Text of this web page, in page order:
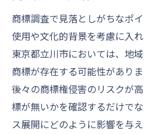
商標調査で見落としがちなポ
使用や文化的背景を考慮に入
東京都立川市においては、地
商標が存在する可能性があり
後々の商標権侵害のリスクが
標が無いかを確認するだけで
ス展開にどのように影響を与